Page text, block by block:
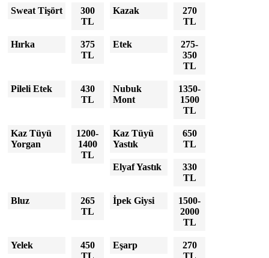
Sweat Tişört
300
TL
Kazak
270
TL
Hırka
375
TL
Etek
275-
350
TL
Pileli Etek
430
TL
Nubuk
Mont
1350-
1500
TL
Kaz Tüyü
Yorgan
1200-
1400
TL
Kaz Tüyü
Yastık
650
TL
Elyaf Yastık
330
TL
Bluz
265
TL
İpek Giysi
1500-
2000
TL
Yelek
450
Eşarp
270